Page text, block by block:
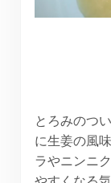
とろみのつ
に生姜の風
ラやニンニ